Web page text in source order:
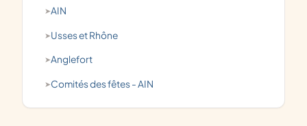
AIN
Usses et Rhône
Anglefort
comités des fêtes - AIN